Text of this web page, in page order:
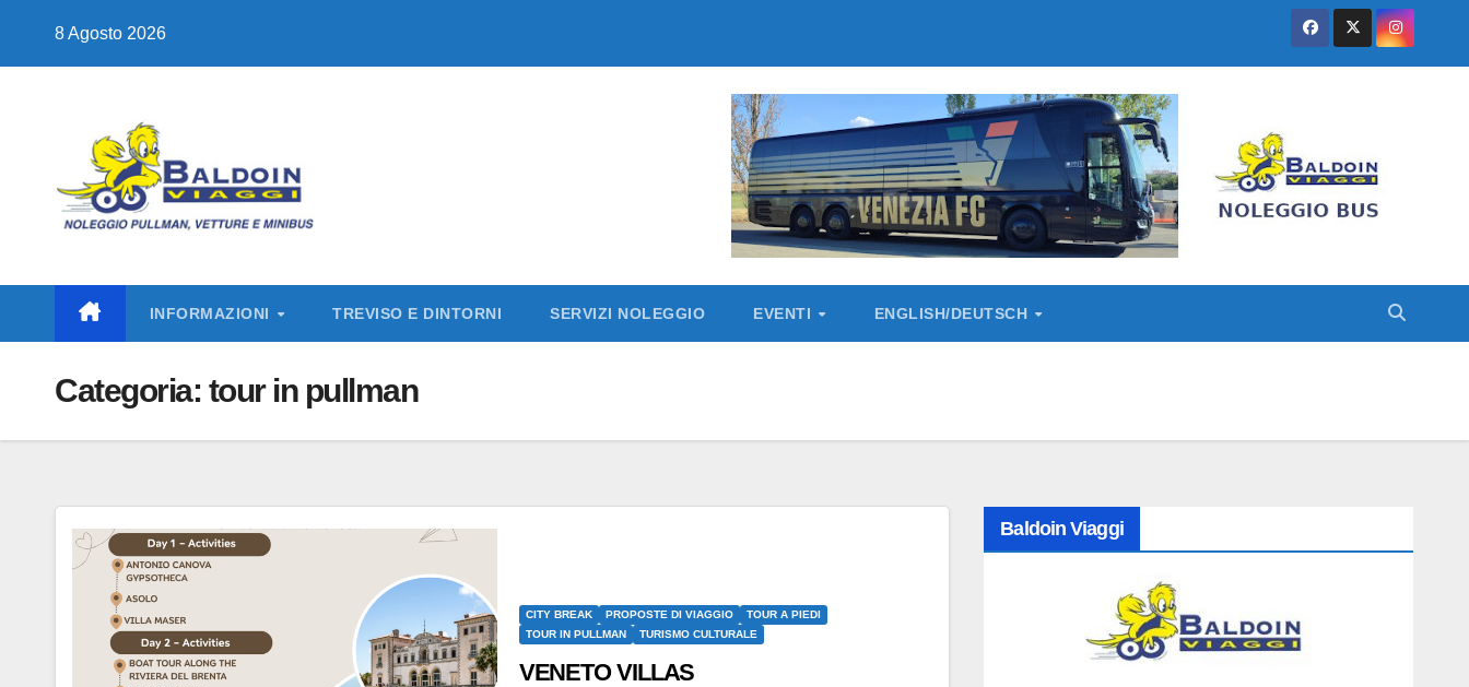
8 Agosto 2026
INFORMAZIONI TREVISO E DINTORNI SERVIZI NOLEGGIO EVENTI ENGLISH/DEUTSCH
Categoria: tour in pullman
CITY BREAK PROPOSTE DI VIAGGIO
TOUR A PIEDI
TOUR IN PULLMAN
TURISMO CULTURALE
VENETO VILLAS
Baldoin Viaggi